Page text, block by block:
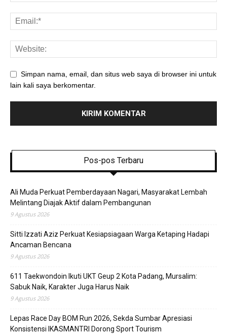
Simpan nama, email, dan situs web saya di browser ini untuk
lain kali saya berkomentar.
Pos-pos Terbaru
Ali Muda Perkuat Pemberdayaan Nagari, Masyarakat Lembah
Melintang Diajak Aktif dalam Pembangunan
9 Agustus 2026
Sitti Izzati Aziz Perkuat Kesiapsiagaan Warga Ketaping Hadapi
Ancaman Bencana
9 Agustus 2026
611 Taekwondoin Ikuti UKT Geup 2 Kota Padang, Mursalim:
Sabuk Naik, Karakter Juga Harus Naik
9 Agustus 2026
Lepas Race Day BOM Run 2026, Sekda Sumbar Apresiasi
Konsistensi IKASMANTRI Dorong Sport Tourism